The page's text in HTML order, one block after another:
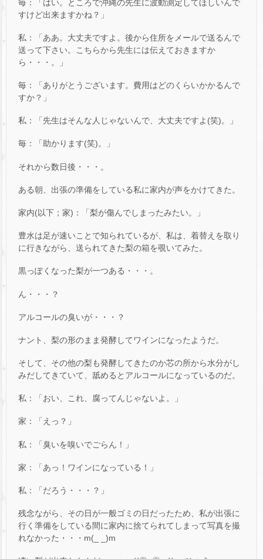
毎：「はい。ところで沖縄の先生に波動測定してほしいんで
すけど出来ますかね？」
私：「ああ。大丈夫ですよ。後から住所をメールで送るんで
送って下さい。こちらから先生には伝えておきますか
ら・・・。」
毎：「ありがとうございます。費用はどのくらいかかるんで
すか？」
私：「先生はそんな人じゃないんで、大丈夫ですよ(笑)。」
毎：「助かります(笑)。」
それから数日後・・・。
ある朝、出張の準備をしている私に家内が声をかけてきた。
家内(以下；家)：「梨が傷んでしまったみたい。」
豊水は足が速いことで知られているが、私は、着替えを取り
に行きながら、送られてきた梨の箱を覗いてみた。
黒っぽくなった梨が一つある・・・。
ん・・・？
アルコールの臭いが・・・？
ナント、梨の形のまま発酵してワインになったようだ。
そして、その他の梨も発酵してきたのか芯の所から水分がし
みだしてきていて、舐めるとアルコールになっているのだ。
私：「おい、これ、腐ってんじゃないよ。」
家：「えっ？」
私：「臭いを嗅いでごらん！」
家：「あっ！ワインになっている！」
私：「だろう・・・？」
残念ながら、その日が一般ゴミの日だったため、私が出張に
行く準備をしている間に家内に捨てられてしまって写真を撮
れなかった・・・m(_ _)m